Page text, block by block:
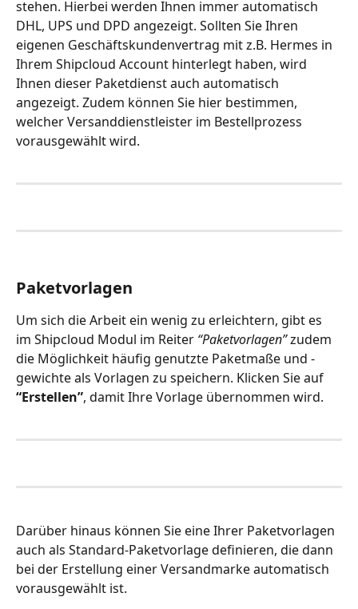
stehen. Hierbei werden Ihnen immer automatisch
DHL, UPS und DPD angezeigt. Sollten Sie Ihren
eigenen Geschäftskundenvertrag mit z.B. Hermes in
Ihrem Shipcloud Account hinterlegt haben, wird
Ihnen dieser Paketdienst auch automatisch
angezeigt. Zudem können Sie hier bestimmen,
welcher Versanddienstleister im Bestellprozess
vorausgewählt wird.
Paketvorlagen
Um sich die Arbeit ein wenig zu erleichtern, gibt es
im Shipcloud Modul im Reiter “Paketvorlagen” zudem
die Möglichkeit häufig genutzte Paketmaße und -
gewichte als Vorlagen zu speichern. Klicken Sie auf
“Erstellen”, damit Ihre Vorlage übernommen wird.
Darüber hinaus können Sie eine Ihrer Paketvorlagen
auch als Standard-Paketvorlage definieren, die dann
bei der Erstellung einer Versandmarke automatisch
vorausgewählt ist.